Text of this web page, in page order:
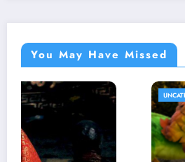
You May Have Missed
UNCATEGORIZED